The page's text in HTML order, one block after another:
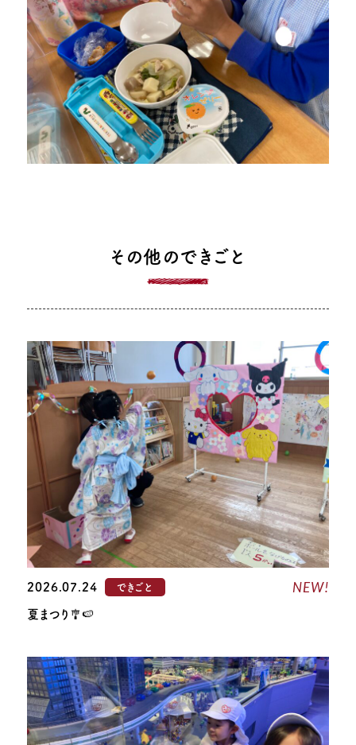
その他のできごと
2026.07.24 できごと NEW!
夏まつり🎐🍉